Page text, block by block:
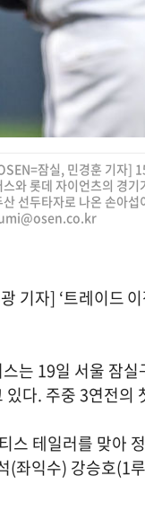
잠실, 민경훈 기자]
스와 롯데 자이언츠의 경
산 선두타자로 나온 손아
기자] ‘트레이드
는 19일 서울 잠
있다. 주중 3연전의
스 테일러를 맞아
(좌익수) 강승호(1